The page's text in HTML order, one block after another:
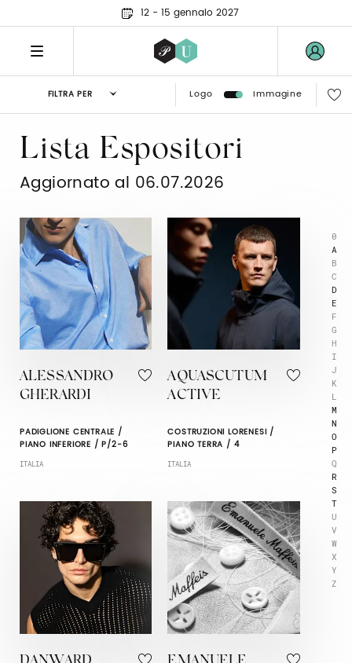
12 - 15 gennaio 2027
FILTRA PER Logo Immagine
0
A
B
C
D
E
F
G
H
I
J
K
L
M
N
O
P
Q
R
S
T
U
V
W
X
Y
Z
Lista Espositori
Aggiornato al 06.07.2026
ALESSANDRO
GHERARDI
PADIGLIONE CENTRALE /
PIANO INFERIORE / P/2-6
ITALIA
AQUASCUTUM
ACTIVE
COSTRUZIONI LORENESI /
PIANO TERRA / 4
ITALIA